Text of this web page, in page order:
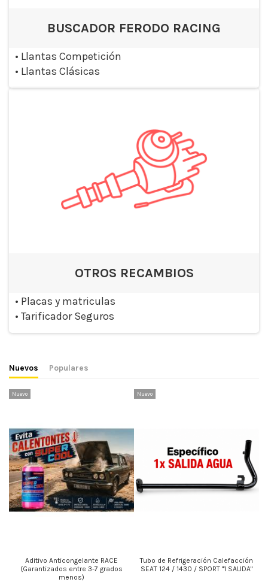
BUSCADOR FERODO RACING
• Llantas Competición
• Llantas Clásicas
OTROS RECAMBIOS
• Placas y matriculas
• Tarificador Seguros
Nuevos Populares
Nuevo
Aditivo Anticongelante RACE
(Garantizados entre 3-7 grados
menos)
Nuevo
Tubo de Refrigeración Calefacción
SEAT 124 / 1430 / SPORT "1 SALIDA"